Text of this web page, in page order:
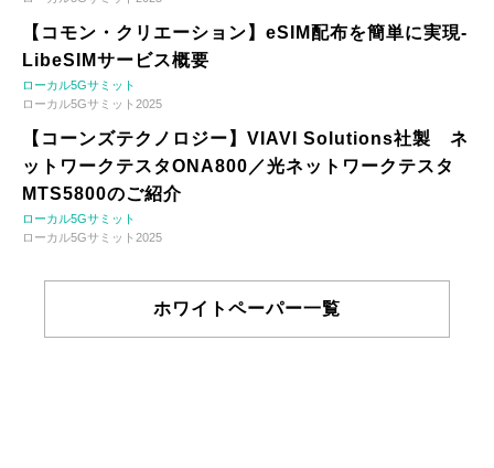
【コモン・クリエーション】eSIM配布を簡単に実現-
LibeSIMサービス概要
ローカル5Gサミット
ローカル5Gサミット2025
【コーンズテクノロジー】VIAVI Solutions社製 ネ
ットワークテスタONA800／光ネットワークテスタ
MTS5800のご紹介
ローカル5Gサミット
ローカル5Gサミット2025
ホワイトペーパー一覧